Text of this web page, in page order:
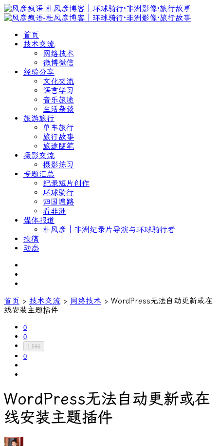
首页
技术交流
网络技术
微博微信
经验分享
文化交流
语言学习
音乐旅途
生活杂谈
旅游旅行
单车旅行
旅行故事
旅途随笔
摄影交流
摄影练习
专题汇总
纪录短片创作
环球骑行
四国遍路
看非洲
媒体报道
杜风彦｜非洲纪录片导演与环球骑行者
投稿
动态
首页 › 技术交流 › 网络技术 › WordPress无法自动更新或在
线安装主题插件
0
0
1,596
0
WordPress无法自动更新或在
线安装主题插件